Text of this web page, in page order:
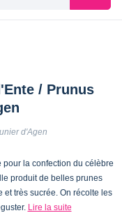
/ Prunus
d'Agen
pour la confection du célèbre
produit de belles prunes
très sucrée. On récolte les
Lire la suite